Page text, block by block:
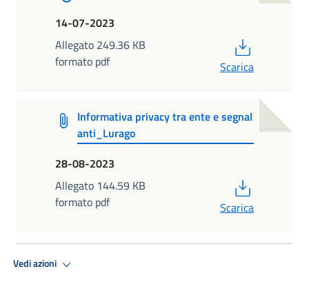
14-07-2023
Allegato 249.36 KB
formato pdf
Scarica
Informativa privacy tra ente e segnal
anti_Lurago
28-08-2023
Allegato 144.59 KB
formato pdf
Scarica
Vedi azioni